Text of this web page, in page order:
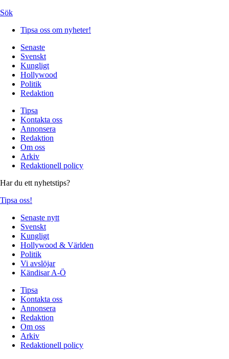
Sök
Tipsa oss om nyheter!
Senaste
Svenskt
Kungligt
Hollywood
Politik
Redaktion
Tipsa
Kontakta oss
Annonsera
Redaktion
Om oss
Arkiv
Redaktionell policy
Har du ett nyhetstips?
Tipsa oss!
Senaste nytt
Svenskt
Kungligt
Hollywood & Världen
Politik
Vi avslöjar
Kändisar A-Ö
Tipsa
Kontakta oss
Annonsera
Redaktion
Om oss
Arkiv
Redaktionell policy